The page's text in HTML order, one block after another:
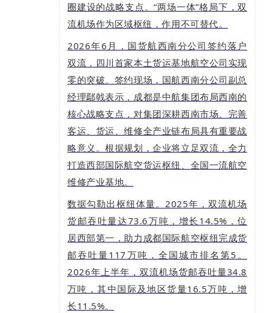
圈建设的战略支点。“两场一体”格局下，双
流机场作为区域枢纽，作用不可替代。
2026年6月，国货航西南分公司签约落户
双流，四川首家本土货运基地航空公司实现
零的突破。签约现场，国航西南分公司副总
经理鄢戟表示，成都是中航集团布局西南的
核心战略支点，对集团深耕西南市场、完善
客运、货运、维修全产业链布局具有重要战
略意义。根据规划，企业将立足双流，全力
打造西部国际航空货运枢纽、全国一流航空
维修产业基地。
数据勾勒出枢纽体量。2025年，双流机场
货邮吞吐量达73.6万吨，增长14.5%，位
居西部第一，助力成都国际航空枢纽完成货
邮吞吐量117万吨，全国城市排名第5。
2026年上半年，双流机场货邮吞吐量34.8
万吨，其中国际及地区货量16.5万吨，增
长11.5%。